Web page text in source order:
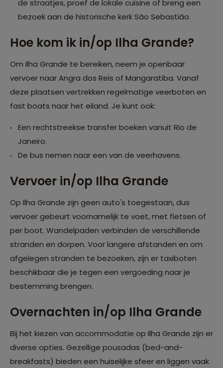
de straatjes, proef de lokale cuisine of breng een
bezoek aan de historische kerk São Sebastião.
Hoe kom ik in/op Ilha Grande?
Om Ilha Grande te bereiken, neem je openbaar
vervoer naar Angra dos Reis of Mangaratiba. Vanaf
deze plaatsen vertrekken regelmatige veerboten en
fast boats naar het eiland. Je kunt ook:
Een rechtstreekse transfer boeken vanuit Rio de
Janeiro.
De bus nemen naar een van de veerhavens.
Vervoer in/op Ilha Grande
Op Ilha Grande zijn geen auto's toegestaan, dus
vervoer gebeurt voornamelijk te voet, met fietsen of
per boot. Wandelpaden verbinden de verschillende
stranden en dorpen. Voor langere afstanden en om
afgelegen stranden te bezoeken, zijn er taxiboten
beschikbaar die je tegen een vergoeding naar je
bestemming brengen.
Overnachten in/op Ilha Grande
Bij het kiezen van accommodatie op Ilha Grande zijn er
diverse opties. Gezellige pousadas (bed-and-
breakfasts) bieden een huiselijke sfeer en liggen vaak